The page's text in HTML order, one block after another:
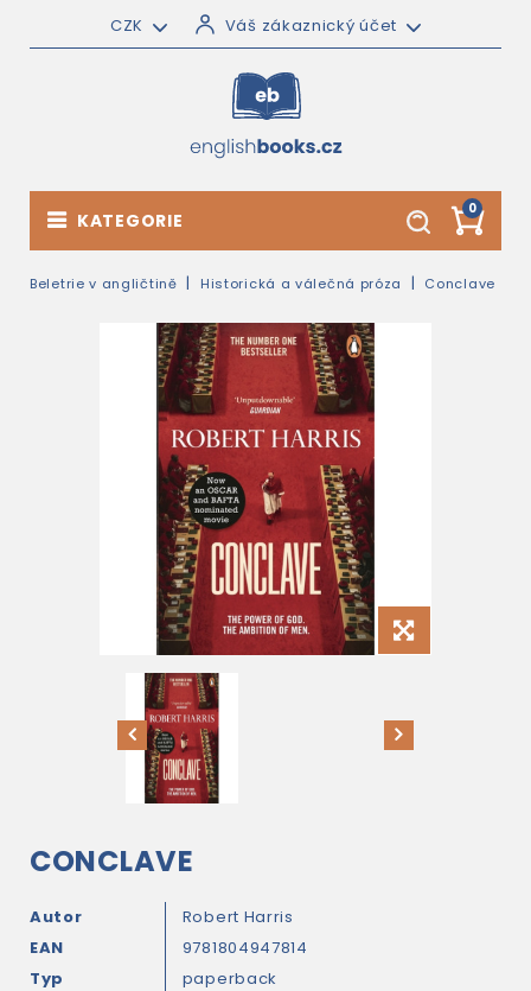
CZK Váš zákaznický účet
0
KATEGORIE
Beletrie v angličtině Historická a válečná próza Conclave
CONCLAVE
Autor
Robert Harris
EAN
9781804947814
Typ
paperback